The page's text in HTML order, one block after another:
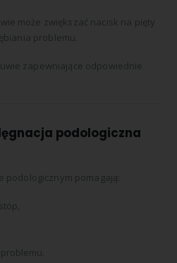
może zwiększać nacisk na pięty
problemu.
zapewniające odpowiednie
podologiczna
podologicznym pomagają: